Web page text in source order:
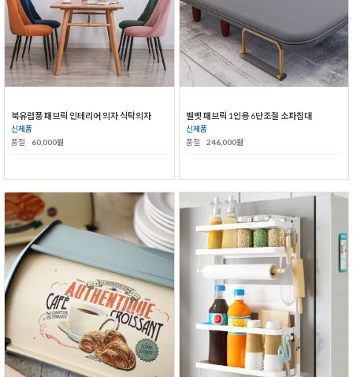
북유럽풍 패브릭 인테리어 의자 식탁의자
신제품
품절
60,000원
벨벳 패브릭 1인용 6단조절 소파침대
신제품
품절
246,000원